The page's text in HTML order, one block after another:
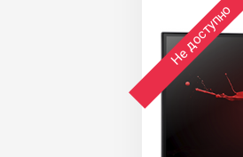
Не доступно